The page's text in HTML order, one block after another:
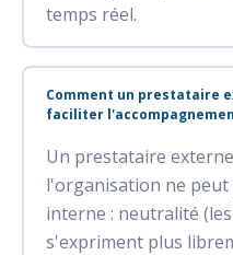
temps réel.
Comment un prestataire
faciliter
Un prestataire
l'organisation ne
interne : neutralité
s'expriment plus